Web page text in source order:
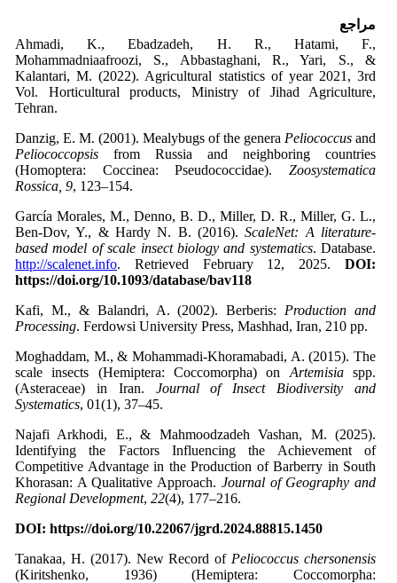
مراجع
Ahmadi, K., Ebadzadeh, H. R., Hatami, F.,
Mohammadniaafroozi, S., Abbastaghani, R., Yari, S., &
Kalantari, M. (2022). Agricultural statistics of year 2021, 3rd
Vol. Horticultural products, Ministry of Jihad Agriculture,
Tehran.
Danzig, E. M. (2001). Mealybugs of the genera Peliococcus and
Peliococcopsis from Russia and neighboring countries
(Homoptera: Coccinea: Pseudococcidae). Zoosystematica
Rossica, 9, 123–154.
García Morales, M., Denno, B. D., Miller, D. R., Miller, G. L.,
Ben-Dov, Y., & Hardy N. B. (2016).ScaleNet: A literature-
based model of scale insect biology and systematics. Database.
http://scalenet.info. Retrieved February 12, 2025. DOI:
https://doi.org/10.1093/database/bav118
Kafi, M., & Balandri, A. (2002). Berberis: Production and
Processing. Ferdowsi University Press, Mashhad, Iran, 210 pp.
Moghaddam, M., & Mohammadi-Khoramabadi, A. (2015). The
scale insects (Hemiptera: Coccomorpha) on Artemisiaspp.
(Asteraceae) in Iran. Journal of Insect Biodiversity and
Systematics, 01(1), 37–45.
Najafi Arkhodi, E., & Mahmoodzadeh Vashan, M. (2025).
Identifying the Factors Influencing the Achievement of
Competitive Advantage in the Production of Barberry in South
Khorasan: A Qualitative Approach. Journal of Geography and
Regional Development, 22(4), 177–216.
DOI: https://doi.org/10.22067/jgrd.2024.88815.1450
Tanakaa, H. (2017). New Record of Peliococcus chersonensis
(Kiritshenko, 1936) (Hemiptera: Coccomorpha: